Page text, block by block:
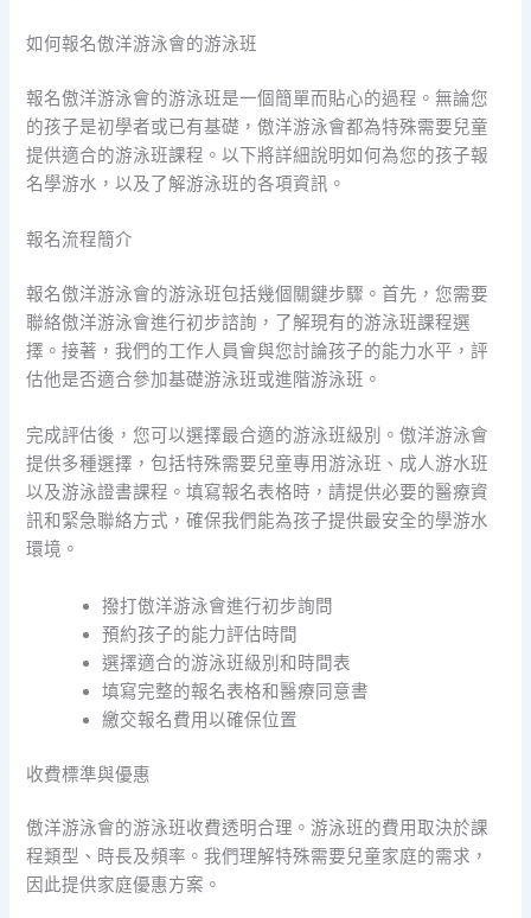
如何報名傲洋游泳會的游泳班
報名傲洋游泳會的游泳班是一個簡單而貼心的過程。無論您
的孩子是初學者或已有基礎，傲洋游泳會都為特殊需要兒童
提供適合的游泳班課程。以下將詳細說明如何為您的孩子報
名學游水，以及了解游泳班的各項資訊。
報名流程簡介
報名傲洋游泳會的游泳班包括幾個關鍵步驟。首先，您需要
聯絡傲洋游泳會進行初步諮詢，了解現有的游泳班課程選
擇。接著，我們的工作人員會與您討論孩子的能力水平，評
估他是否適合參加基礎游泳班或進階游泳班。
完成評估後，您可以選擇最合適的游泳班級別。傲洋游泳會
提供多種選擇，包括特殊需要兒童專用游泳班、成人游水班
以及游泳證書課程。填寫報名表格時，請提供必要的醫療資
訊和緊急聯絡方式，確保我們能為孩子提供最安全的學游水
環境。
撥打傲洋游泳會進行初步詢問
預約孩子的能力評估時間
選擇適合的游泳班級別和時間表
填寫完整的報名表格和醫療同意書
繳交報名費用以確保位置
收費標準與優惠
傲洋游泳會的游泳班收費透明合理。游泳班的費用取決於課
程類型、時長及頻率。我們理解特殊需要兒童家庭的需求，
因此提供家庭優惠方案。